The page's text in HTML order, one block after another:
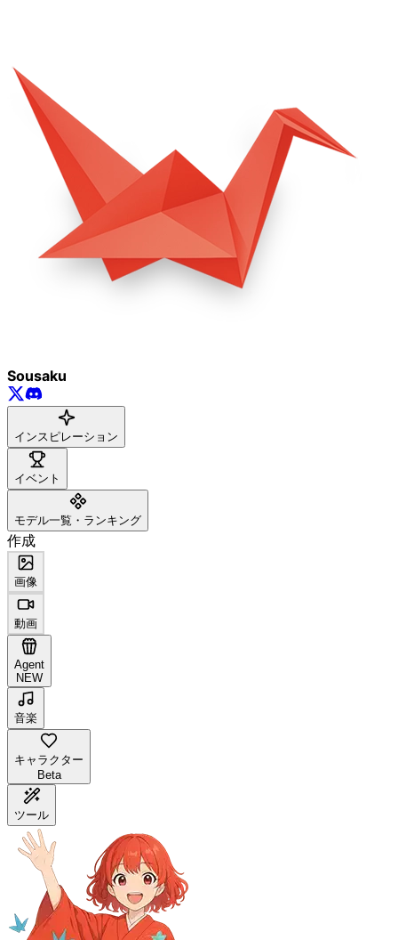
Sousaku
インスピレーション
イベント
モデル一覧・ランキング
作成
画像
動画
Agent
NEW
音楽
キャラクター
Beta
ツール